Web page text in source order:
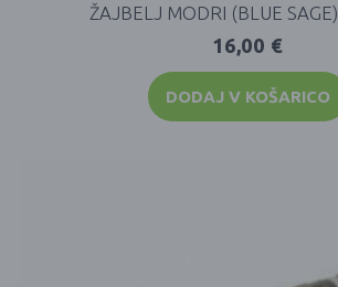
ŽAJBELJ MODRI (BLUE
16,00 €
DODAJ V KOŠARICO